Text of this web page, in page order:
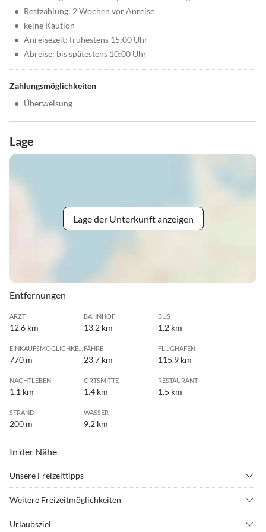
• Restzahlung: 2 Wochen vor Anreise
• keine Kaution
• Anreisezeit: frühestens 15:00 Uhr
• Abreise: bis spätestens 10:00 Uhr
Zahlungsmöglichkeiten
• Überweisung
Lage
Lage der Unterkunft anzeigen
Entfernungen
ARZT
12.6 km
BAHNHOF
13.2 km
BUS
1.2 km
770 m
FÄHRE
23.7 km
FLUGHAFEN
115.9 km
NACHTLEBEN
1.1 km
ORTSMITTE
1.4 km
RESTAURANT
1.5 km
STRAND
200 m
WASSER
9.2 km
In der Nähe
Unsere Freizeittipps
• Joggen
Weitere Freizeitmöglichkeiten
Urlaubsziel